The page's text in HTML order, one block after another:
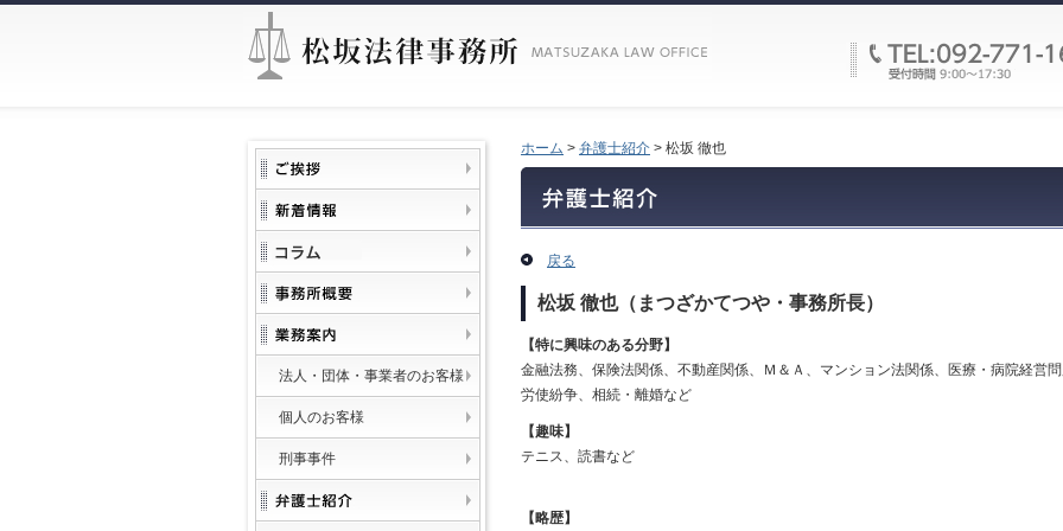
法人・団体・事業者のお客様
個人のお客様
刑事事件
ホーム > 弁護士紹介 > 松坂 徹也
戻る
松坂 徹也（まつざかてつや・事務所長）
【特に興味のある分野】
金融法務、保険法関係、不動産関係、Ｍ＆Ａ、マンション法関係、医療・病院経営
労使紛争、相続・離婚など
【趣味】
テニス、読書など
【略歴】